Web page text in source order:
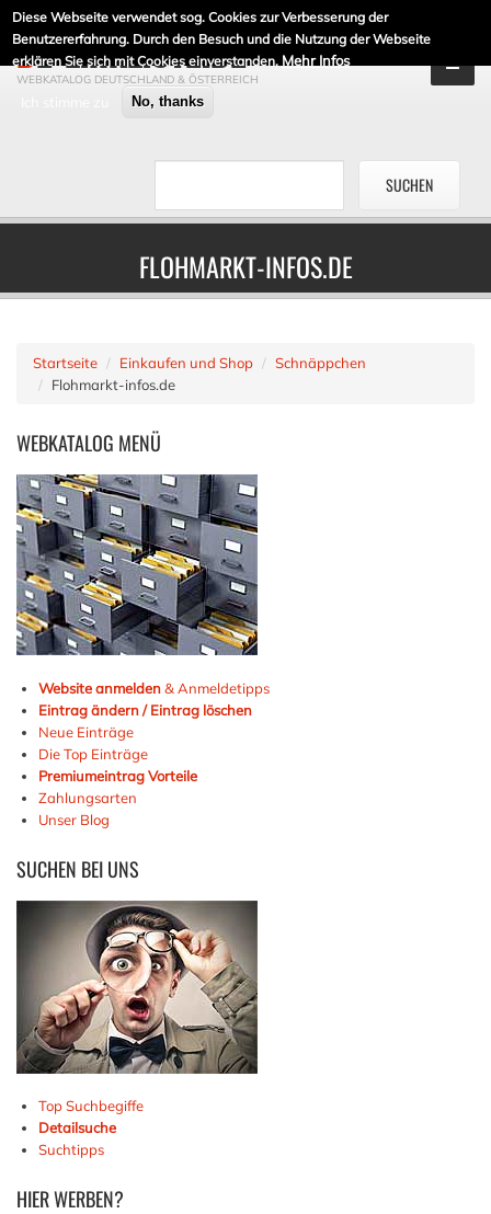
Diese Webseite verwendet sog. Cookies zur Verbesserung der
Benutzererfahrung. Durch den Besuch und die Nutzung der Webseite
erklären Sie sich mit Cookies einverstanden. Mehr Infos
No, thanks
DE-LINKLISTE.DE
WEBKATALOG DEUTSCHLAND & ÖSTERREICH
FLOHMARKT-INFOS.DE
Startseite Einkaufen und Shop
Schnäppchen
Flohmarkt-infos.de
WEBKATALOG MENÜ
Website anmelden& Anmeldetipps
Eintrag ändern / Eintrag löschen
Neue Einträge
Die Top Einträge
Premiumeintrag Vorteile
Zahlungsarten
Unser Blog
SUCHEN BEI UNS
Top Suchbegiffe
Detailsuche
Suchtipps
HIERWERBEN?